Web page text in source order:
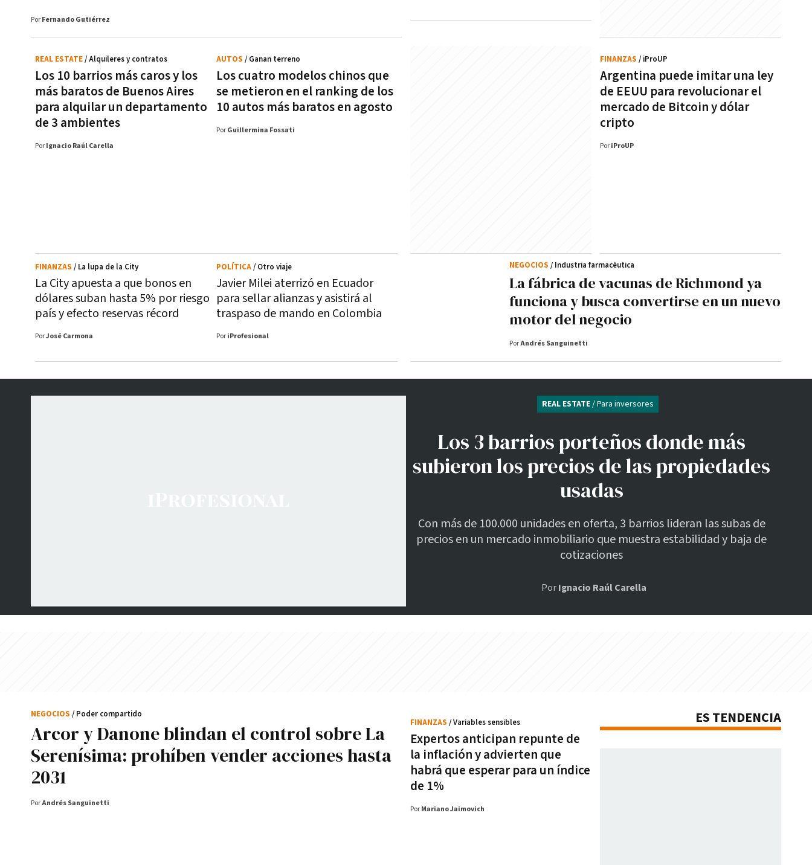
Por Fernando Gutiérrez
Los 10 barrios más caros y los
más baratos de Buenos Aires
para alquilar un departamento
de 3 ambientes
REAL ESTATE/ Alquileres y contratos
Por Ignacio Raúl Carella
Los cuatro modelos chinos que
se metieron en el ranking de los
10 autos más baratos en agosto
AUTOS / Ganan terreno
Por Guillermina Fossati
La City apuesta a que bonos en
dólares suban hasta 5% por riesgo
país y efecto reservas récord
FINANZAS / La lupa de la City
PorJosé Carmona
Javier Milei aterrizó en Ecuador
para sellar alianzas y asistirá al
traspaso de mando en Colombia
POLÍTICA/ Otro viaje
Por iProfesional
Argentina puede imitar una ley
de EEUU para revolucionar el
mercado de Bitcoin y dólar
cripto
FINANZAS / iProUP
Por iProUP
La fábrica de vacunas de Richmond ya
funciona y busca convertirse en un nuevo
motor del negocio
NEGOCIOS / Industria farmacéutica
PorAndrés Sanguinetti
Los 3 barrios porteños donde más
subieron los precios de las propiedades
usadas
REAL ESTATE/ Para inversores
Con más de 100.000 unidades en oferta, 3 barrios lideran las subas de
precios en un mercado inmobiliario que muestra estabilidad y baja de
cotizaciones
PorIgnacio Raúl Carella
Arcor y Danone blindan el control sobre La
Serenísima: prohíben vender acciones hasta
2031
NEGOCIOS / Poder compartido
PorAndrés Sanguinetti
Expertos anticipan repunte de
la inflación y advierten que
habrá que esperar para un índice
de 1%
FINANZAS / Variables sensibles
Por Mariano Jaimovich
ES TENDENCIA